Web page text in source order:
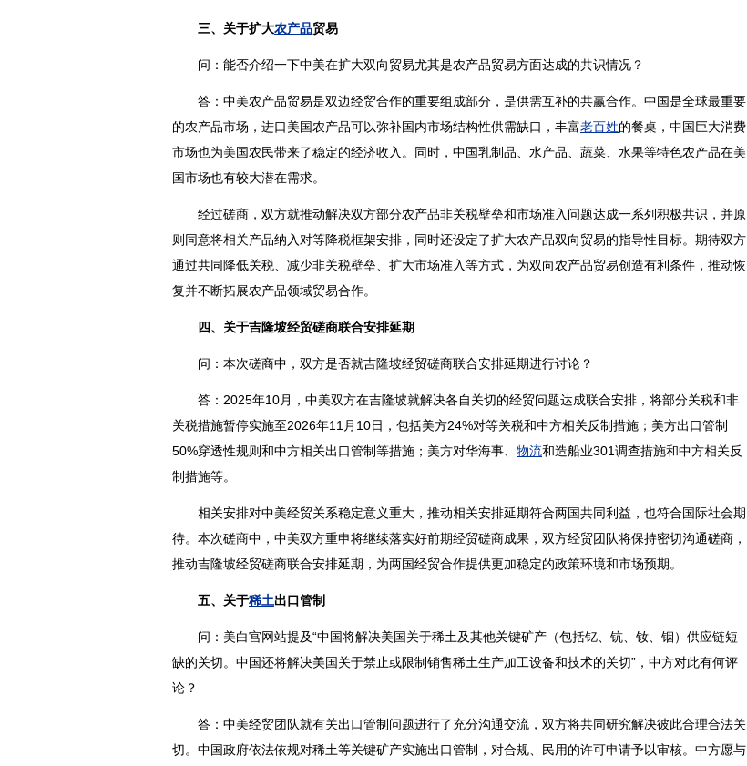
三、关于扩大农产品贸易
问：能否介绍一下中美在扩大双向贸易尤其是农产品贸易方面达成的共识情况？
答：中美农产品贸易是双边经贸合作的重要组成部分，是供需互补的共赢合作。中国是全球最重要
的农产品市场，进口美国农产品可以弥补国内市场结构性供需缺口，丰富老百姓的餐桌，中国巨大消费
市场也为美国农民带来了稳定的经济收入。同时，中国乳制品、水产品、蔬菜、水果等特色农产品在美
国市场也有较大潜在需求。
经过磋商，双方就推动解决双方部分农产品非关税壁垒和市场准入问题达成一系列积极共识，并原
则同意将相关产品纳入对等降税框架安排，同时还设定了扩大农产品双向贸易的指导性目标。期待双方
通过共同降低关税、减少非关税壁垒、扩大市场准入等方式，为双向农产品贸易创造有利条件，推动恢
复并不断拓展农产品领域贸易合作。
四、关于吉隆坡经贸磋商联合安排延期
问：本次磋商中，双方是否就吉隆坡经贸磋商联合安排延期进行讨论？
答：2025年10月，中美双方在吉隆坡就解决各自关切的经贸问题达成联合安排，将部分关税和非
关税措施暂停实施至2026年11月10日，包括美方24%对等关税和中方相关反制措施；美方出口管制
50%穿透性规则和中方相关出口管制等措施；美方对华海事、 物流和造船业301调查措施和中方相关反
制措施等。
相关安排对中美经贸关系稳定意义重大，推动相关安排延期符合两国共同利益，也符合国际社会期
待。本次磋商中，中美双方重申将继续落实好前期经贸磋商成果，双方经贸团队将保持密切沟通磋商，
推动吉隆坡经贸磋商联合安排延期，为两国经贸合作提供更加稳定的政策环境和市场预期。
五、关于稀土出口管制
问：美白宫网站提及“中国将解决美国关于稀土及其他关键矿产（包括钇、钪、钕、铟）供应链短
缺的关切。中国还将解决美国关于禁止或限制销售稀土生产加工设备和技术的关切”，中方对此有何评
论？
答：中美经贸团队就有关出口管制问题进行了充分沟通交流，双方将共同研究解决彼此合理合法关
切。中国政府依法依规对稀土等关键矿产实施出口管制，对合规、民用的许可申请予以审核。中方愿与